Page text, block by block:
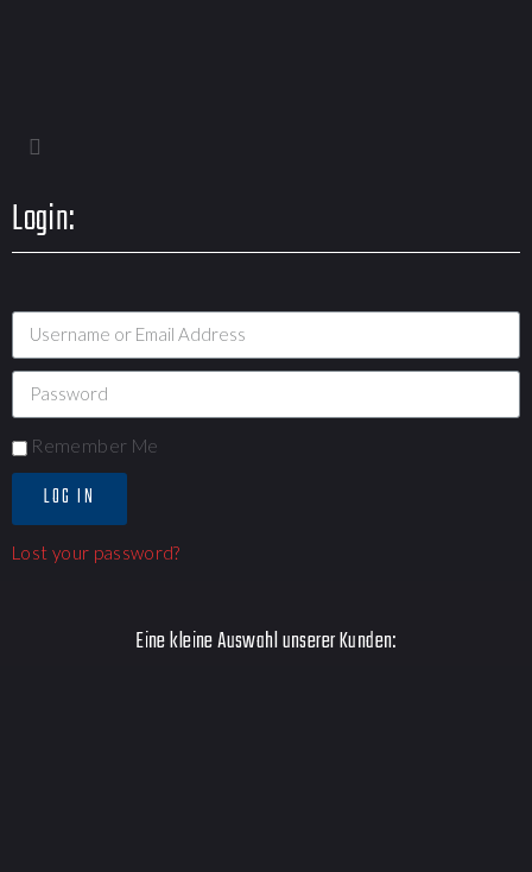
Login:
Remember Me
LOG IN
Lost your password?
Eine kleine Auswahl unserer Kunden: